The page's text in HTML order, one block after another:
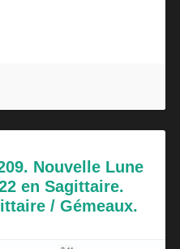
Nouvelle Lune
en Sagittaire.
/ Gémeaux.